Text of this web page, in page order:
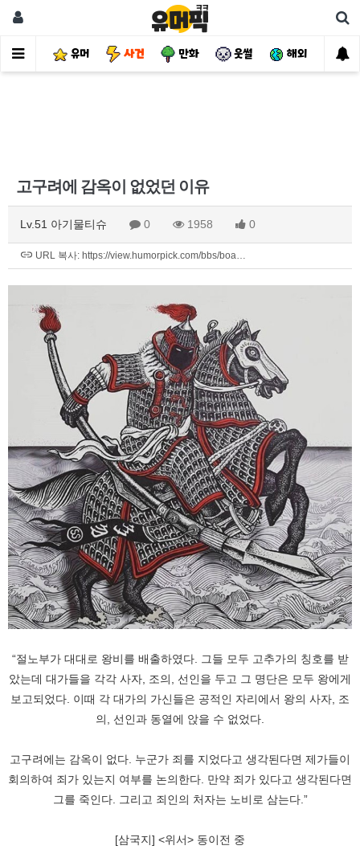
유머 사건 만화 웃썰 해외 핫
고구려에 감옥이 없었던 이유
Lv.51 아기물티슈 0 1958 0
URL 복사: https://view.humorpick.com/bbs/boa…
“절노부가 대대로 왕비를 배출하였다. 그들 모두 고추가의 칭호를 받
았는데 대가들을 각각 사자, 조의, 선인을 두고 그 명단은 모두 왕에게
보고되었다. 이때 각 대가의 가신들은 공적인 자리에서 왕의 사자, 조
의, 선인과 동열에 앉을 수 없었다.
고구려에는 감옥이 없다. 누군가 죄를 지었다고 생각된다면 제가들이
회의하여 죄가 있는지 여부를 논의한다. 만약 죄가 있다고 생각된다면
그를 죽인다. 그리고 죄인의 처자는 노비로 삼는다.”
[삼국지] <위서> 동이전 중